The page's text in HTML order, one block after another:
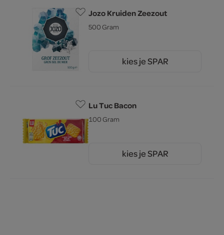
Jozo Kruiden Zeezout
500 Gram
kies je SPAR
Lu Tuc Bacon
100 Gram
kies je SPAR